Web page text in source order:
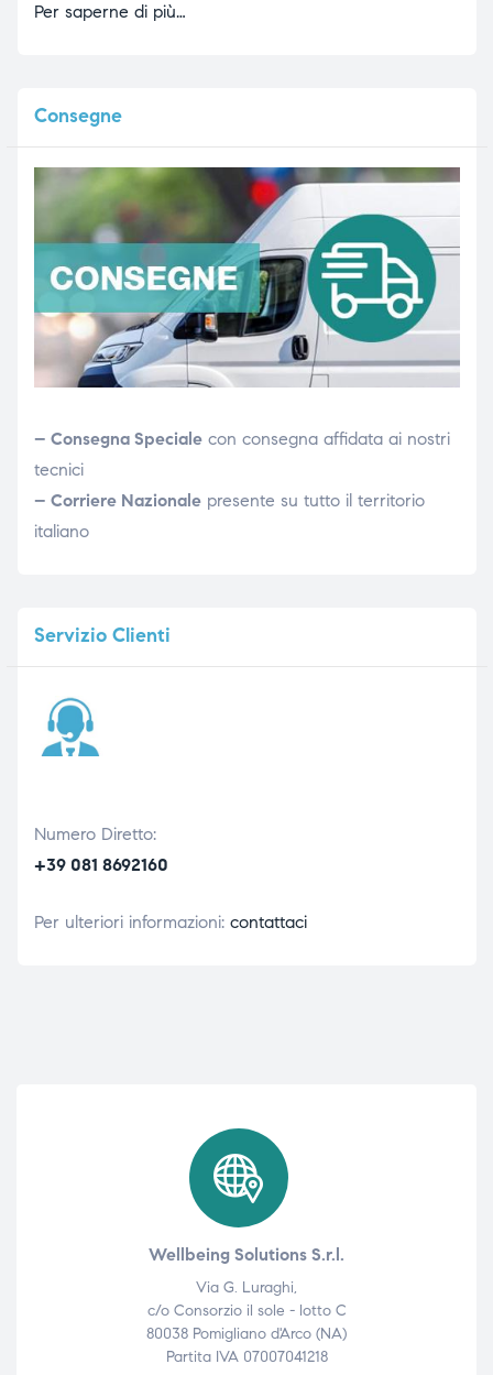
Per saperne di più…
Consegne
– Consegna Specialecon consegna affidata ai nostri
tecnici
– Corriere Nazionalepresente su tutto il territorio
italiano
ServizioClienti
Numero Diretto:
+39 081 8692160
Per ulteriori informazioni: contattaci
Wellbeing Solutions S.r.l.
Via G. Luraghi,
c/o Consorzio il sole - lotto C
80038 Pomigliano d'Arco (NA)
Partita IVA 07007041218